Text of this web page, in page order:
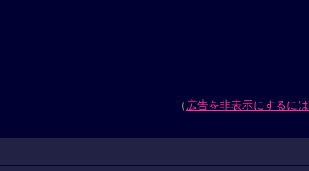
（広告を非表示にするには